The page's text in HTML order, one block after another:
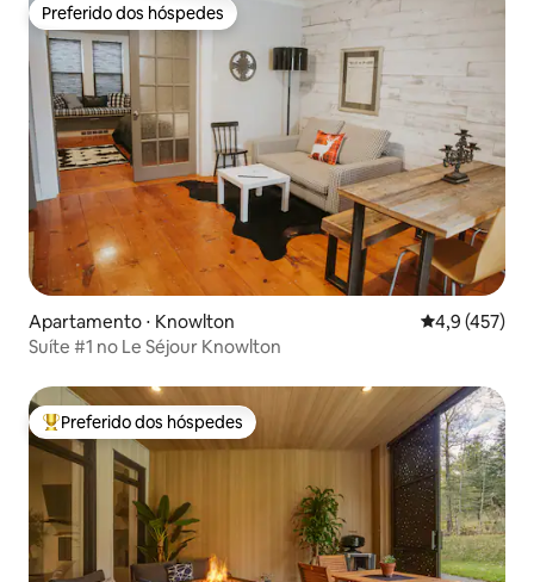
Preferido dos hóspedes
Preferido dos hóspedes
Apartamento ⋅ Knowlton 4,9 de uma
4,9 (457)
Suíte #1 no Le Séjour Knowlton
Entre os melhores preferidos dos hóspedes
Preferido dos hóspedes